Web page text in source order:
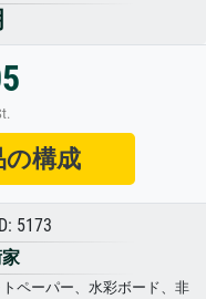
構成
5173
ペーパー、水彩ボード、非